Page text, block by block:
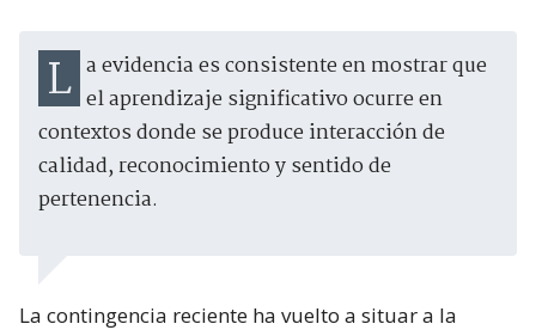
La evidencia es consistente en mostrar que el aprendizaje significativo ocurre en
contextos donde se produce interacción de
calidad, reconocimiento y sentido de
pertenencia.
La contingencia reciente ha vuelto a situar a la